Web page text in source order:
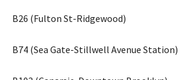
B26 (Fulton St-Ridgewood)
B74 (Sea Gate-Stillwell Avenue Station)